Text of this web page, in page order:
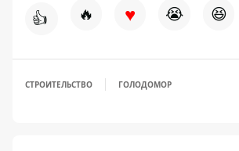
👍 🔥 ♥ 😭 😆
СТРОИТЕЛЬСТВО ГОЛОДОМОР